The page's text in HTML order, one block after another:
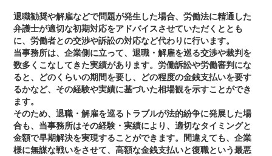
退職勧奨や解雇などで問題が発生した場合、労働法に精通した
弁護士が適切な初期対応をアドバイスさせていただくととも
に、労働者との交渉や訴訟の対応など代わりに行います。
当事務所は、企業側に立って、退職・解雇を巡る交渉や裁判を
数多くこなしてきた実績があります。労働訴訟や労働審判にな
ると、どのくらいの期間を要し、どの程度の金銭支払いを要す
るかなど、その経験や実績に基づいた相場観を示すことができ
ます。
そのため、退職・解雇を巡るトラブルが法的紛争に発展した場
合も、当事務所はその経験・実績により、適切なタイミングと
金額で早期解決を実現することができます。間違えても、企業
様に無謀な戦いをさせて、高額な金銭支払いと復職という最悪